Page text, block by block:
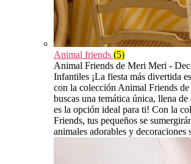
Animal friends (5)
Animal Friends de Meri Meri -
Infantiles ¡La fiesta más divertida
con la colección Animal Friends
buscas una temática única, llena de
es la opción ideal para ti! Con la
Friends, tus pequeños se
animales adorables y